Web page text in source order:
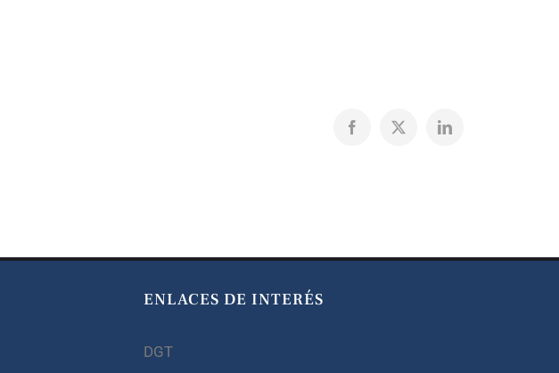
Facebook
X LinkedIn
ENLACES DE INTERÉS
DGT